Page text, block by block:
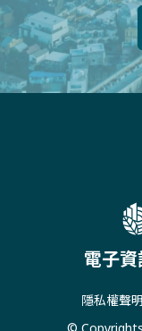
電子
隱私權聲明